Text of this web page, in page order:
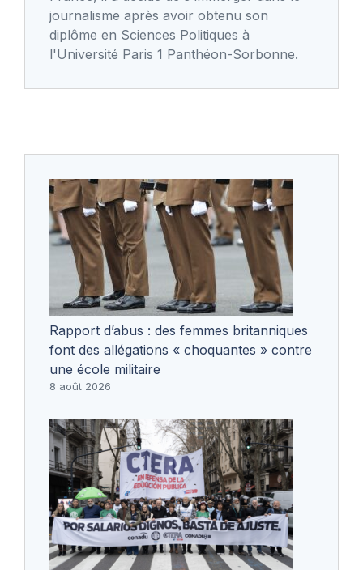
journalisme après avoir obtenu son
diplôme en Sciences Politiques à
l'Université Paris 1 Panthéon-Sorbonne.
Rapport d’abus : des femmes britanniques
font des allégations « choquantes » contre
une école militaire
8 août 2026